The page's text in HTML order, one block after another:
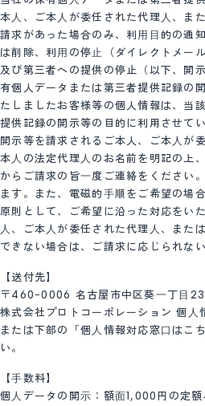
本⼈、ご本⼈が委任された代理⼈、ま
請求があった場合のみ、利⽤⽬的の通
は削除、利⽤の停⽌（ダイレクトメー
及び第三者への提供の停止（以下、開
有個人データまたは第三者提供記録の
たしましたお客様等の個人情報は、当
提供記録の開示等の目的に利用させて
開示等を請求されるご本人、ご本⼈が
本⼈の法定代理⼈のお名前を明記の上
からご請求の旨⼀度ご連絡をください
ます。また、電磁的⼿順をご希望の場
原則として、ご希望に沿った対応をい
⼈、ご本⼈が委任された代理⼈、また
できない場合は、ご請求に応じられな
【送付先】
〒460−0006 名古屋市中区葵⼀丁⽬23
株式会社プロトコーポレーション 個⼈
または下部の「個⼈情報対応窓⼝はこ
い。
【⼿数料】
個⼈データの開⽰：額⾯1,000円の定額